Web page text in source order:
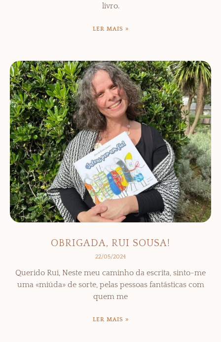
livro.
LER MAIS »
OBRIGADA, RUI SOUSA!
22/05/2024
Querido Rui, Neste meu caminho da escrita, sinto-me
uma «miúda» de sorte, pelas pessoas fantásticas com
quem me
LER MAIS »